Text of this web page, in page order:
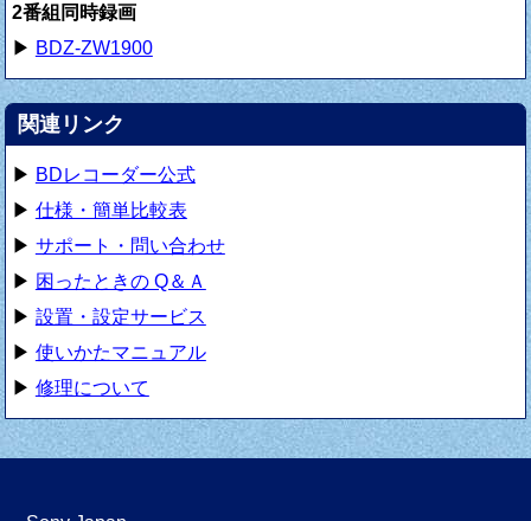
2番組同時録画
▶ BDZ-ZW1900
関連リンク
▶ BDレコーダー公式
▶ 仕様・簡単比較表
▶ サポート・問い合わせ
▶ 困ったときの Q＆Ａ
▶ 設置・設定サービス
▶ 使いかたマニュアル
▶ 修理について